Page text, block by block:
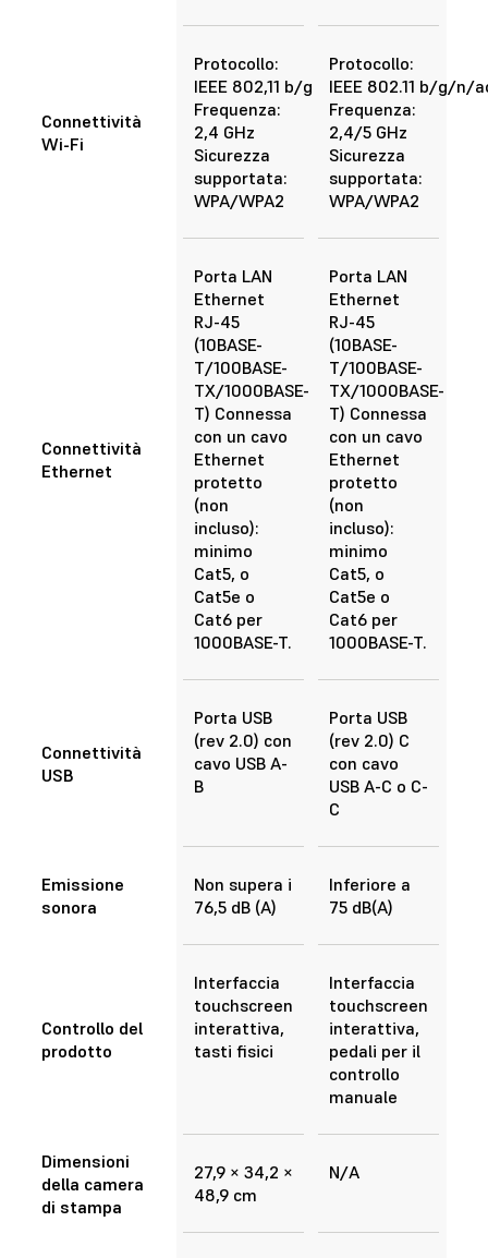
Connettività
Wi-Fi
Protocollo:
IEEE 802,11 b/g/n
Frequenza:
2,4 GHz
Sicurezza
supportata:
WPA/WPA2
Protocollo:
IEEE 802.11 b/g/n/
Frequenza:
2,4/5 GHz
Sicurezza
supportata:
WPA/WPA2
Connettività
Ethernet
Porta LAN
Ethernet
RJ-45
(10BASE-
T/100BASE-
TX/1000BASE-
T) Connessa
con un cavo
Ethernet
protetto
(non
incluso):
minimo
Cat5, o
Cat5e o
Cat6 per
1000BASE-T.
Porta LAN
Ethernet
RJ-45
(10BASE-
T/100BASE-
TX/1000BASE-
T) Connessa
con un cavo
Ethernet
protetto
(non
incluso):
minimo
Cat5, o
Cat5e o
Cat6 per
1000BASE-T.
Connettività
USB
Porta USB
(rev 2.0) con
cavo USB A-
B
Porta USB
(rev 2.0) C
con cavo
USB A-C o C-
C
Emissione
sonora
Non supera i
76,5 dB (A)
Inferiore a
75 dB(A)
Controllo del
prodotto
Interfaccia
touchscreen
interattiva,
tasti fisici
Interfaccia
touchscreen
interattiva,
pedali per il
controllo
manuale
Dimensioni
della camera
di stampa
27,9 × 34,2 ×
48,9 cm
N/A